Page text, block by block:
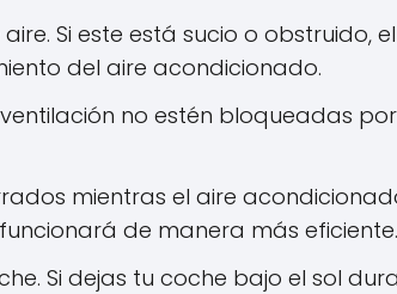
Si este está sucio o obstruido,
del aire acondicionado.
no estén bloqueadas
mientras el aire
de manera más eficiente.
Si dejas tu coche bajo el sol